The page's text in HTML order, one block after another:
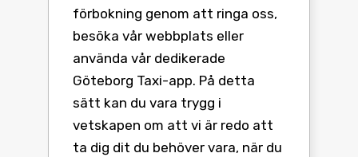
förbokning genom att ringa oss,
besöka vår webbplats eller
använda vår dedikerade
Göteborg Taxi-app. På detta
sätt kan du vara trygg i
vetskapen om att vi är redo att
ta dig dit du behöver vara, när du